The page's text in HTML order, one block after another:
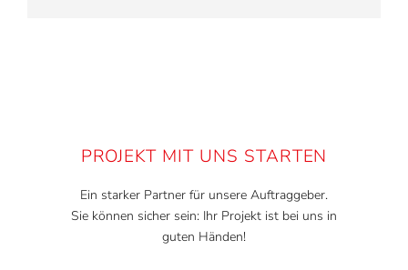
PROJEKT MIT UNS STARTEN
Ein starker Partner für unsere Auftraggeber.
Sie können sicher sein: Ihr Projekt ist bei uns in
guten Händen!